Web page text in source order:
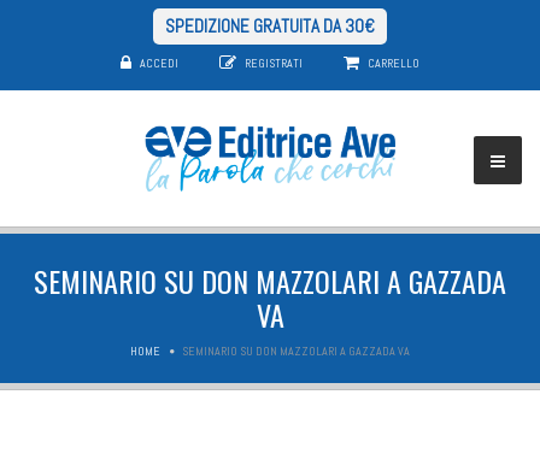
SPEDIZIONE GRATUITA DA 30€
ACCEDI REGISTRATI CARRELLO
SEMINARIO SU DON MAZZOLARI A GAZZADA
VA
HOME SEMINARIO SU DON MAZZOLARI A GAZZADA VA